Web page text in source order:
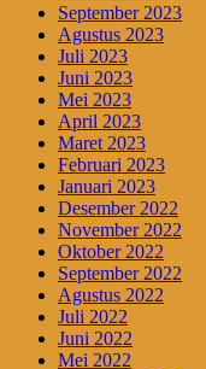
September 2023
Agustus 2023
Juli 2023
Juni 2023
Mei 2023
April 2023
Maret 2023
Februari 2023
Januari 2023
Desember 2022
November 2022
Oktober 2022
September 2022
Agustus 2022
Juli 2022
Juni 2022
Mei 2022